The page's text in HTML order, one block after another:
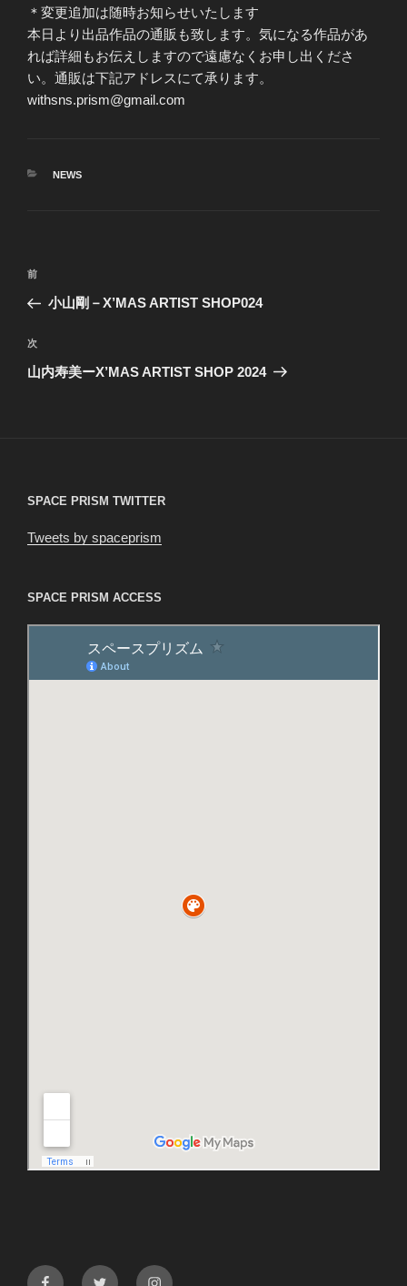
＊変更追加は随時お知らせいたします
本日より出品作品の通販も致します。気になる作品があ
れば詳細もお伝えしますので遠慮なくお申し出くださ
い。通販は下記アドレスにて承ります。
withsns.prism@gmail.com
カ
NEWS
投
ナ
ビ
ゲ
前
の
稿
前
小山剛－X’MAS ARTIST SHOP024
次
の
次
山内寿美ーX’MAS ARTIST SHOP 2024
SPACE PRISM TWITTER
Tweets by spaceprism
SPACE PRISM ACCESS
facebooktwitter instagram